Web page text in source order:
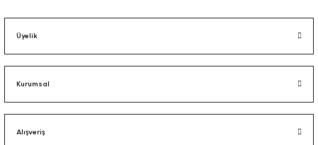
Üyelik
Kurumsal
Alışveriş